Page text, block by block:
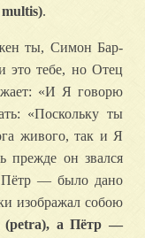
.
ты, Симон Бар-
это тебе, но Отец
«И Я говорю
«Поскольку ты
живого, так и Я
он звался
— было дано
изображал собою
(petra), а Пётр —